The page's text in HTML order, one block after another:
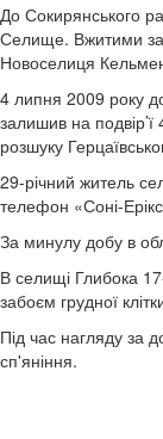
До Сокирянського
Селище. Вжитими
Новоселиця
4 липня 2009 року
залишив на
розшуку
29-річний житель
телефон «Соні-
За минулу добу в
В селищі Глибока
забоєм грудної
Під час нагляду за
сп'яніння.